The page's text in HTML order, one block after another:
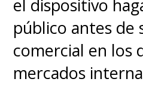
el dispositivo
público antes de
comercial en los
mercados